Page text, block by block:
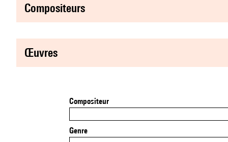
compositeurs
œuvres
Compositeur
Genre